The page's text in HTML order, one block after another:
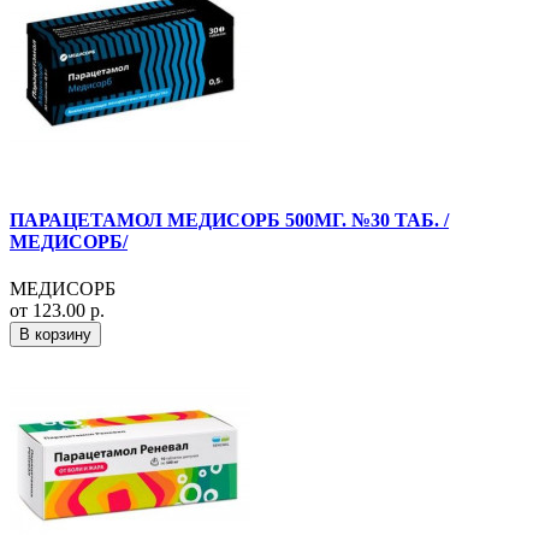
ПАРАЦЕТАМОЛ МЕДИСОРБ 500МГ. №30 ТАБ. /
МЕДИСОРБ/
МЕДИСОРБ
от 123.00 р.
В корзину